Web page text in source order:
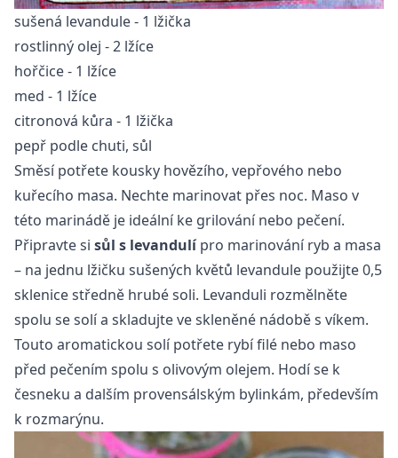
sušená levandule - 1 lžička
rostlinný olej - 2 lžíce
hořčice - 1 lžíce
med - 1 lžíce
citronová kůra - 1 lžička
pepř podle chuti, sůl
Směsí potřete kousky hovězího, vepřového nebo
kuřecího masa. Nechte marinovat přes noc. Maso v
této marinádě je ideální ke grilování nebo pečení.
Připravte si sůl s levandulípro marinování ryb a masa
– na jednu lžičku sušených květů levandule použijte 0,5
sklenice středně hrubé soli. Levanduli rozmělněte
spolu se solí a skladujte ve skleněné nádobě s víkem.
Touto aromatickou solí potřete rybí filé nebo maso
před pečením spolu s olivovým olejem. Hodí se k
česneku a dalším provensálským bylinkám, především
k rozmarýnu.